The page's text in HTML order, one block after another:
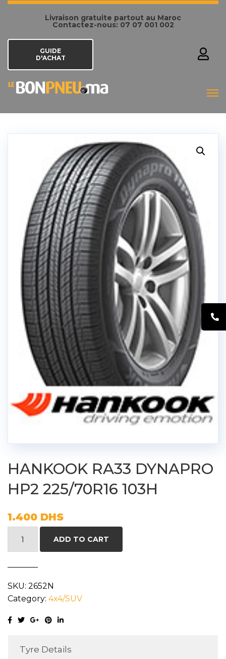
Livraison gratuite partout au Maroc
Contactez-nous: 07 07 001 002
GUIDE
D'ACHAT
HANKOOK RA33 DYNAPRO
HP2 225/70R16 103H
1.400 DHS
225/70R16
103H
quantity
ADD TO CART
SKU: 2652N
Category: 4x4/SUV
Tyre Details